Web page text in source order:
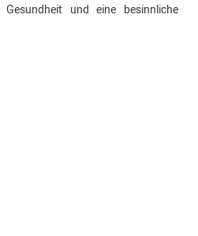
und eine besinnliche